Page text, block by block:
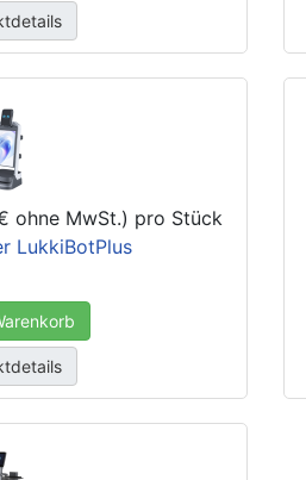
ohne MwSt.) pro Stück
LukkiBotPlus